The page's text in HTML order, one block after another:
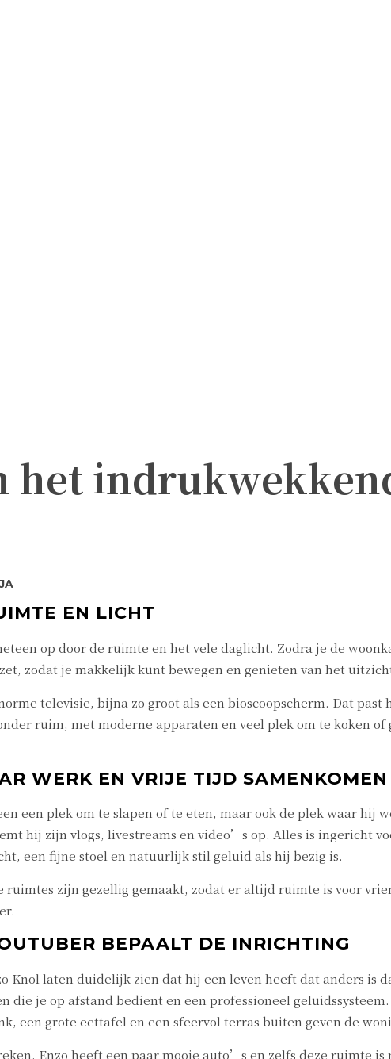
het
EN LICHT
op door de ruimte en het vele daglicht. Zodra je de
zodat je makkelijk kunt bewegen en genieten van het
televisie, bijna zo groot als een bioscoopscherm. Dat
ruim, met moderne apparaten en veel plek om te koken
WERK EN VRIJE TIJD SAMENKOMEN
een plek om te slapen of te eten, maar ook de plek waar hij
hij zijn vlogs, livestreams en video’s op. Alles is ingericht
een fijne stoel en natuurlijk stil geluid als hij bezig is.
ruimtes zijn gezellig gemaakt, zodat er altijd ruimte is voor
BEPAALT DE INRICHTING
Knol laten duidelijk zien dat hij een leven heeft dat anders is
die je op afstand bedient en een professioneel
een grote eettafel en een sfeervol terras buiten geven de
Enzo heeft een paar mooie auto’s en zelfs deze ruimte